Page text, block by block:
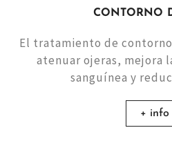
CONTORNO
El tratamiento de
atenuar ojeras, mejora
sanguínea y
+ info